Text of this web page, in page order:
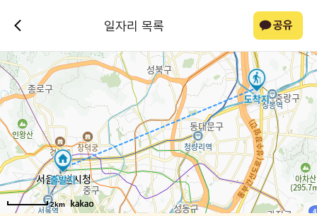
일자리 목록 공유
2km
2km
2km
2km
2km
2km
2km
2km